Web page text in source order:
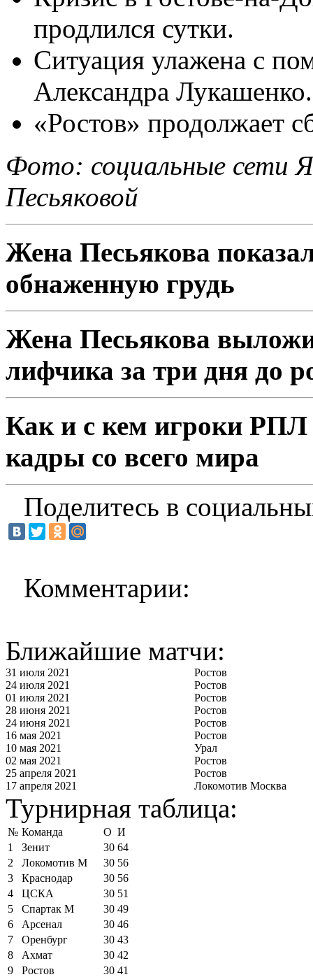
продлился сутки.
Ситуация улажена с
Александра Лукашенко.
«Ростов» продолжает
Фото: социальные сети
Песьяковой
Жена Песьякова
обнаженную грудь
Жена Песьякова
лифчика за три дня до
Как и с кем игроки РПЛ
кадры со всего мира
Поделитесь в
Комментарии:
Ближайшие матчи:
31 июля 2021
Ростов
24 июля 2021
Ростов
01 июля 2021
Ростов
28 июня 2021
Ростов
24 июня 2021
Ростов
16 мая 2021
Ростов
10 мая 2021
Урал
02 мая 2021
Ростов
25 апреля 2021
Ростов
17 апреля 2021
Локомотив Москва
Турнирная таблица:
№ Команда О И
1
Зенит 30 64
2
Локомотив М 30 56
3
Краснодар 30 56
4
ЦСКА 30 51
5
Спартак М 30 49
6
Арсенал 30 46
7
Оренбург 30 43
8
Ахмат 30 42
9
Ростов 30 41